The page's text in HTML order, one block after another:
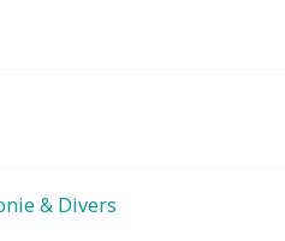
& Divers